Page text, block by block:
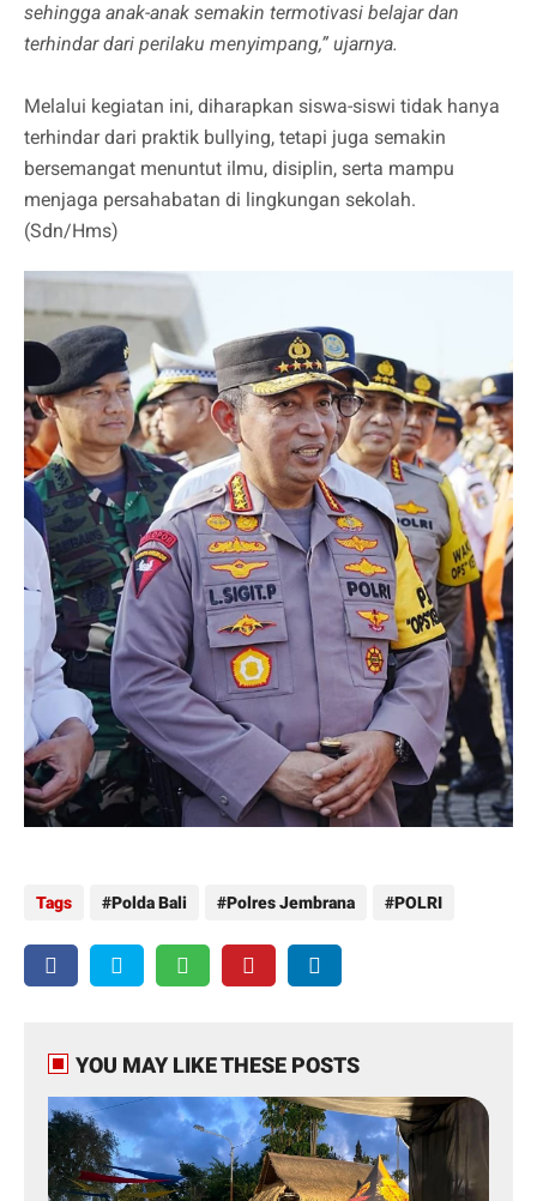
sehingga anak-anak semakin termotivasi belajar dan
terhindar dari perilaku menyimpang,” ujarnya.
Melalui kegiatan ini, diharapkan siswa-siswi tidak hanya
terhindar dari praktik bullying, tetapi juga semakin
bersemangat menuntut ilmu, disiplin, serta mampu
menjaga persahabatan di lingkungan sekolah.
(Sdn/Hms)
Tags Polda Bali Polres Jembrana POLRI
YOU MAY LIKE THESE POSTS